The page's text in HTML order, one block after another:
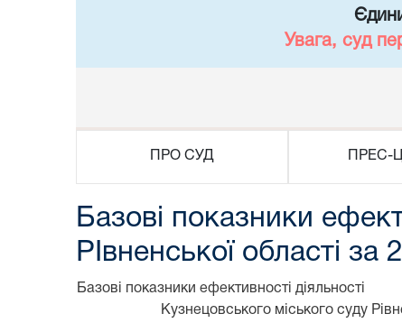
Увага, суд
ПРО СУД ПРЕС-
Базові показники
РІвненської області за
Базові показники ефективності діяльності
Кузнецовського міського суду